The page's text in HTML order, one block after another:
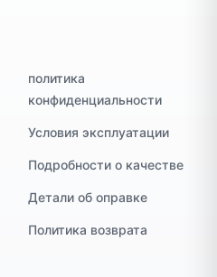
политика
конфиденциальности
Условия эксплуатации
Подробности о качестве
Детали об оправке
Политика возврата